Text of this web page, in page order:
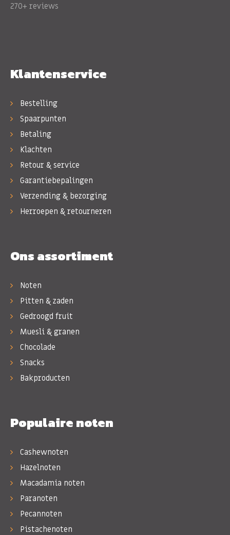
270+ reviews
Klantenservice
Bestelling
Spaarpunten
Betaling
Klachten
Retour & service
Garantiebepalingen
Verzending & bezorging
Herroepen & retourneren
Ons assortiment
Noten
Pitten & zaden
Gedroogd fruit
Muesli & granen
Chocolade
Snacks
Bakproducten
Populaire noten
Cashewnoten
Hazelnoten
Macadamia noten
Paranoten
Pecannoten
Pistachenoten